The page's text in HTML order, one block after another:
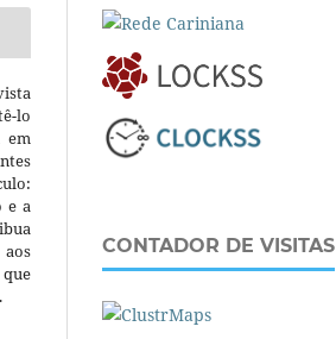
lo
em
e a
CONTADOR DE VISITAS